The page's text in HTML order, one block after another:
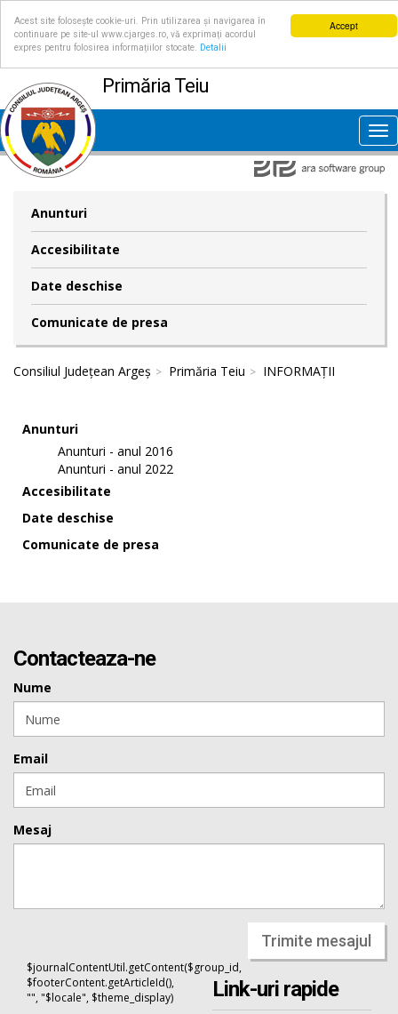
Accept
Acest site folosește cookie-uri. Prin utilizarea și navigarea în
continuare pe site-ul www.cjarges.ro, vă exprimați acordul
expres pentru folosirea informațiilor stocate.
Detalii
Primăria Teiu
Anunturi
Accesibilitate
Date deschise
Comunicate de presa
Consiliul Județean Argeș Primăria Teiu INFORMAȚII
Anunturi
Anunturi - anul 2016
Anunturi - anul 2022
Accesibilitate
Date deschise
Comunicate de presa
Contacteaza-ne
Nume
Email
Mesaj
Trimite mesajul
$journalContentUtil.getContent($group_id,
$footerContent.getArticleId(),
"", "$locale", $theme_display)
Link-uri rapide